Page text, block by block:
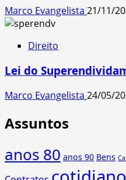
Marco Evangelista 21/11/
Direito
Lei do
Marco Evangelista 24/05/
Assuntos
anos 80 anos 90 Bens